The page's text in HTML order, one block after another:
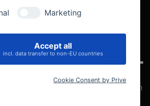
Cookie-Einstellungen
Marketing
Accept all
incl. data transfer to non-EU countries
Cookie Consent by Prive